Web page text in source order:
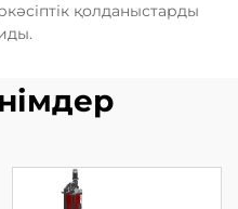
қолданыстарды